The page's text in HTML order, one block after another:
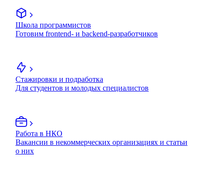
Школа программистов
Готовим frontend- и backend-разработчиков
Стажировки и подработка
Для студентов и молодых специалистов
Работа в НКО
Вакансии в некоммерческих организациях и статьи
о них